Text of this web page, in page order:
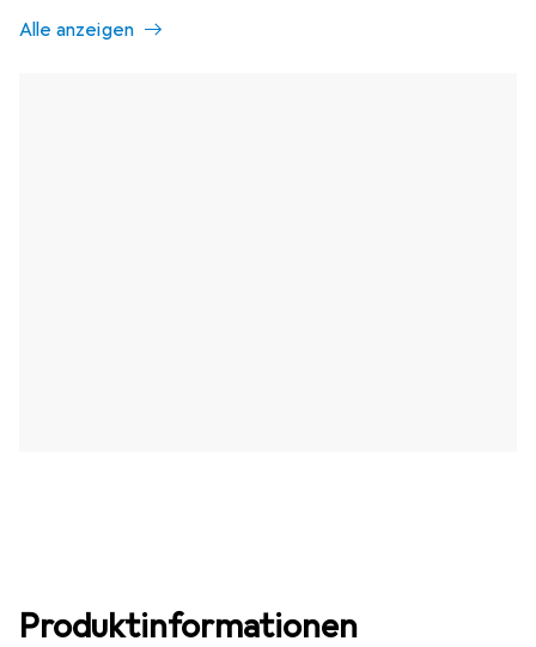
Alle anzeigen
Produktinformationen